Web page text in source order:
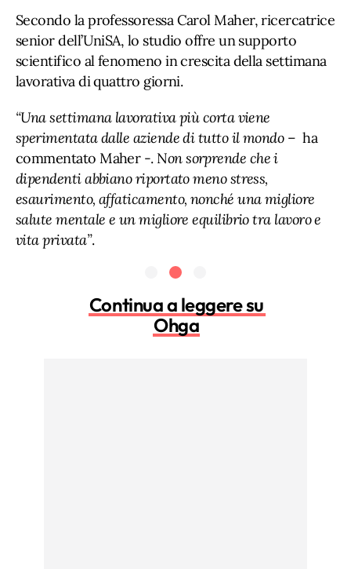
Secondo la professoressa Carol Maher, ricercatrice
senior dell’UniSA, lo studio offre un supporto
scientifico al fenomeno in crescita della settimana
lavorativa di quattro giorni.
“Una settimana lavorativa più corta viene
sperimentata dalle aziende di tutto il mondo– ha
commentato Maher -. Non sorprende che i
dipendenti abbiano riportato meno stress,
esaurimento, affaticamento, nonché una migliore
salute mentale e un migliore equilibrio tra lavoro e
vita privata”.
Continua a leggere su
Ohga